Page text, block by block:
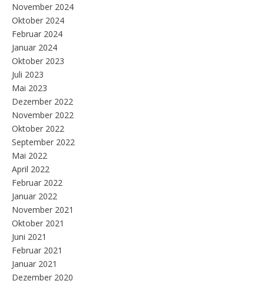
November 2024
Oktober 2024
Februar 2024
Januar 2024
Oktober 2023
Juli 2023
Mai 2023
Dezember 2022
November 2022
Oktober 2022
September 2022
Mai 2022
April 2022
Februar 2022
Januar 2022
November 2021
Oktober 2021
Juni 2021
Februar 2021
Januar 2021
Dezember 2020